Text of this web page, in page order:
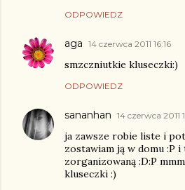
ODPOWIEDZ
aga 14 czerwca 2011 16:16
smzczniutkie kluseczki:)
ODPOWIEDZ
sananhan 14 czerwca 2011
ja zawsze robie liste i
zostawiam ją w domu :P i
zorganizowaną :D:P
kluseczki :)